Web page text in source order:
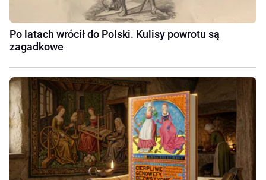
Po latach wrócił do Polski. Kulisy powrotu są
zagadkowe